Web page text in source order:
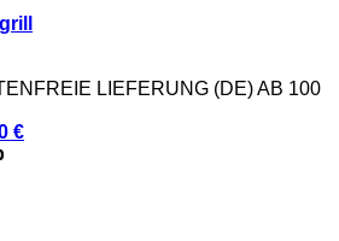
LIEFERUNG (DE) AB 100
€